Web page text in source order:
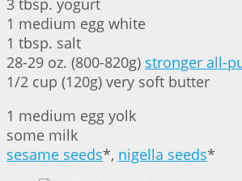
3 tbsp. yogurt
1 medium egg white
1 tbsp. salt
28-29 oz. (800-820g) stronger all-
1/2 cup (120g) very soft butter
1 medium egg yolk
some milk
sesame seeds*, nigella seeds*